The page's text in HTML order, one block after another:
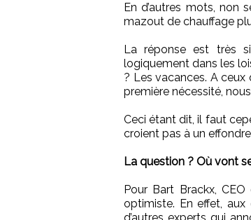
En d’autres mots, non
mazout de chauffage
La réponse est très
logiquement dans les
? Les vacances. A
première nécessité,
Ceci étant dit, il faut
croient pas à un
La question ? Où vont
Pour Bart Brackx,
optimiste. En effet,